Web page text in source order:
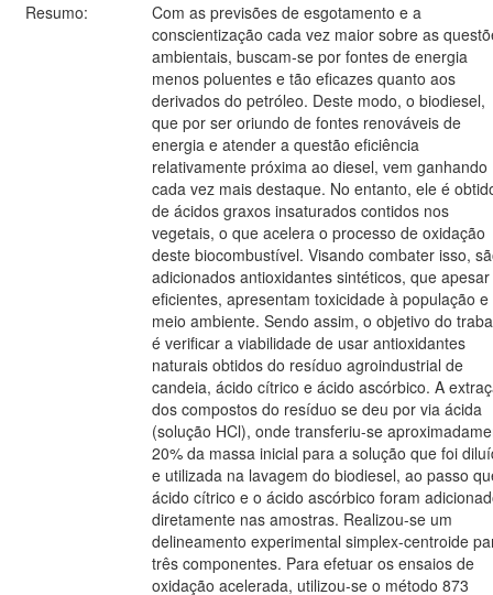
Resumo:
Com as previsões de esgotamento e a
conscientização cada vez maior sobre as
ambientais, buscam-se por fontes de energia
menos poluentes e tão eficazes quanto aos
derivados do petróleo. Deste modo, o biodiesel,
que por ser oriundo de fontes renováveis de
energia e atender a questão eficiência
relativamente próxima ao diesel, vem ganhando
cada vez mais destaque. No entanto, ele é
de ácidos graxos insaturados contidos nos
vegetais, o que acelera o processo de oxidação
deste biocombustível. Visando combater isso,
adicionados antioxidantes sintéticos, que
eficientes, apresentam toxicidade à população e
meio ambiente. Sendo assim, o objetivo do
é verificar a viabilidade de usar antioxidantes
naturais obtidos do resíduo agroindustrial de
candeia, ácido cítrico e ácido ascórbico. A
dos compostos do resíduo se deu por via ácida
(solução HCl), onde transferiu-se
20% da massa inicial para a solução que foi
e utilizada na lavagem do biodiesel, ao passo
ácido cítrico e o ácido ascórbico foram
diretamente nas amostras. Realizou-se um
delineamento experimental simplex-centroide
três componentes. Para efetuar os ensaios de
oxidação acelerada, utilizou-se o método 873